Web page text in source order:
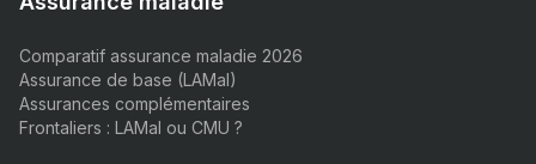
Comparatif assurance maladie 2026
Assurance de base (LAMal)
Assurances complémentaires
Frontaliers : LAMal ou CMU ?